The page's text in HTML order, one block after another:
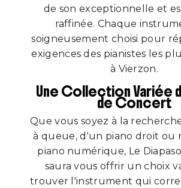
de son exceptionnelle et
raffinée. Chaque
soigneusement choisi pour
exigences des pianistes les
à Vierzon.
Une Collection Variée
de Concert
Que vous soyez à la
à queue, d'un piano droit ou
piano numérique, Le
saura vous offrir un choix
trouver l'instrument qui